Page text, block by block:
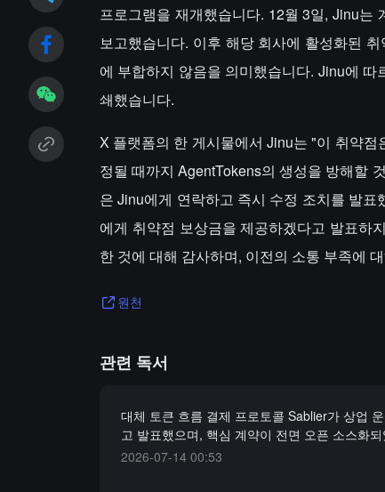
프로그램을 재개했습니다. 12월 3일, Jinu는
보고했습니다. 이후 해당 회사에 활성화된
에 부합하지 않음을 의미했습니다. Jinu에
쇄했습니다.
X 플랫폼의 한 게시물에서 Jinu는 "이 취약
정될 때까지 AgentTokens의 생성을 방해할
은 Jinu에게 연락하고 즉시 수정 조치를 발
에게 취약점 보상금을 제공하겠다고 발표하
한 것에 대해 감사하며, 이전의 소통 부족에
원천
관련 독서
대체 토큰 흐름 결제 프로토콜 Sablier가 상업
고 발표했으며, 핵심 계약이 전면 오픈 소스화
2026-07-14 00:53